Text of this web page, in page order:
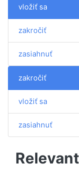
vložiť sa
zakročiť
zasiahnuť
zakročiť
vložiť sa
zasiahnuť